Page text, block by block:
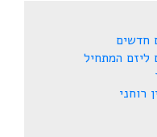
חדשים
ליזם המתחיל
רוחני